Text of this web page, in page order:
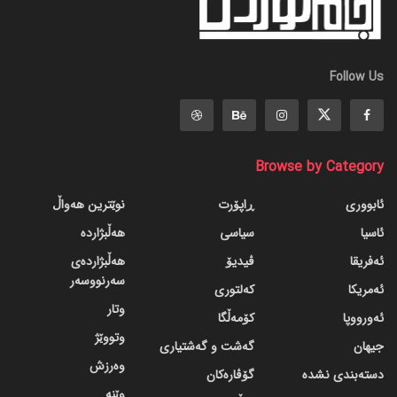
Follow Us
Browse by Category
ئابووری
ئاسیا
ئەفریقا
ئەمریکا
ئەورووپا
جیهان
دسته‌بندی نشده
ڕاپۆرت
سیاسی
ڤیدیۆ
کەلتوری
کۆمەڵگا
گه‌شت و گه‌شتیاری
گۆڤاره‌کان
نوێترین هەواڵ
هەڵبژاردە
هەڵبژاردەی
سەرنووسەر
وتار
وتووێژ
وەرزش